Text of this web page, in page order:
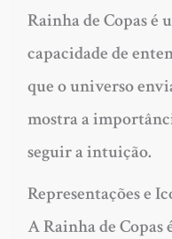
Rainha de Copas é
capacidade de
que o universo
mostra a
seguir a intuição.
Representações e
A Rainha de Copas